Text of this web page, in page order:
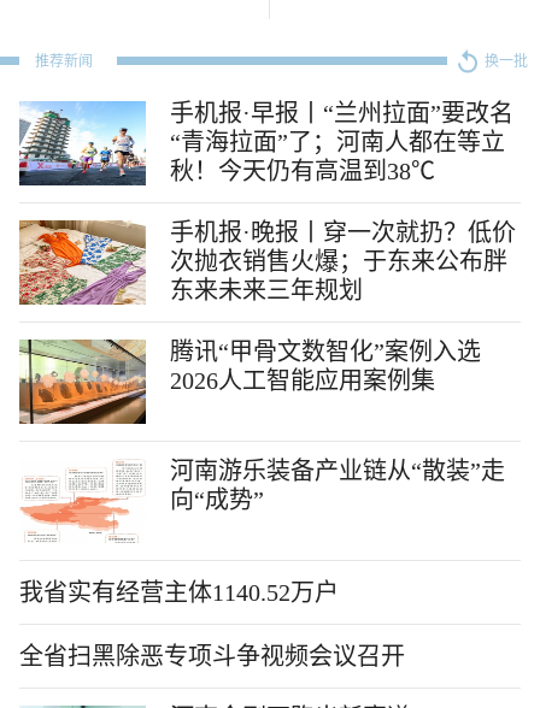
推荐新闻 换一批
手机报·早报丨“兰州拉面”要改名
“青海拉面”了；河南人都在等立
秋！今天仍有高温到38℃
手机报·晚报丨穿一次就扔？低价
次抛衣销售火爆；于东来公布胖
东来未来三年规划
腾讯“甲骨文数智化”案例入选
2026人工智能应用案例集
河南游乐装备产业链从“散装”走
向“成势”
我省实有经营主体1140.52万户
全省扫黑除恶专项斗争视频会议召开